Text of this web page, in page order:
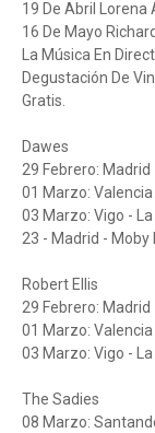
19 De Abril Lorena
16 De Mayo
La Música En
Degustación De
Gratis.
Dawes
29 Febrero: Madrid
01 Marzo: Valencia
03 Marzo: Vigo -
23 - Madrid - Moby
Robert Ellis
29 Febrero: Madrid
01 Marzo: Valencia
03 Marzo: Vigo -
The Sadies
08 Marzo: